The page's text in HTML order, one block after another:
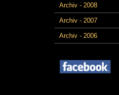
Archiv - 2008
Archiv - 2007
Archiv - 2006